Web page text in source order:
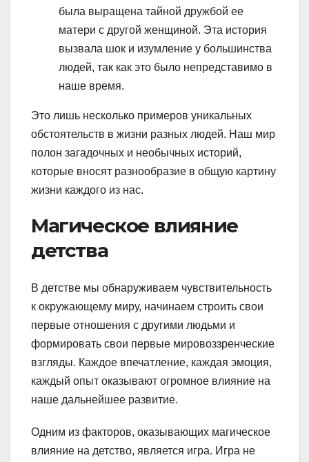
была выращена тайной дружбой ее
матери с другой женщиной. Эта история
вызвала шок и изумление у большинства
людей, так как это было непредставимо в
наше время.
Это лишь несколько примеров уникальных
обстоятельств в жизни разных людей. Наш мир
полон загадочных и необычных историй,
которые вносят разнообразие в общую картину
жизни каждого из нас.
Магическое влияние
детства
В детстве мы обнаруживаем чувствительность
к окружающему миру, начинаем строить свои
первые отношения с другими людьми и
формировать свои первые мировоззренческие
взгляды. Каждое впечатление, каждая эмоция,
каждый опыт оказывают огромное влияние на
наше дальнейшее развитие.
Одним из факторов, оказывающих магическое
влияние на детство, является игра. Игра не